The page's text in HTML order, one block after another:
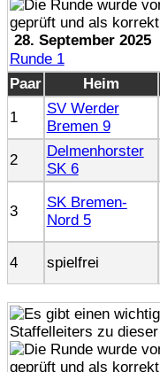
28. September 2025
Runde 1
Paar
Heim
1
SV Werder
Bremen 9
2
Delmenhorster
SK 6
3
SK Bremen-
Nord 5
4 spielfrei